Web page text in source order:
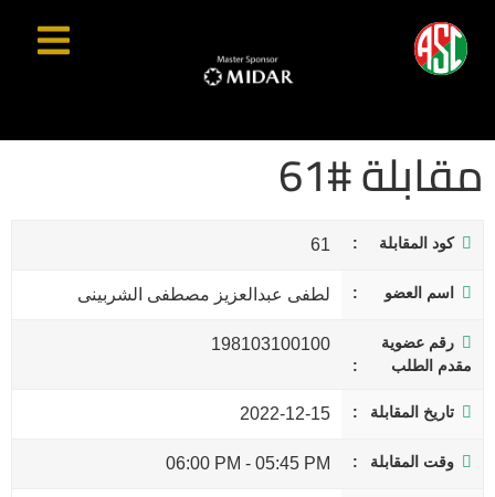
مقابلة #61
كود المقابلة 61
اسم العضو لطفى عبدالعزيز مصطفى الشربينى
رقم عضوية
مقدم الطلب
198103100100
تاريخ المقابلة 2022-12-15
وقت المقابلة 05:45 PM
-
06:00 PM